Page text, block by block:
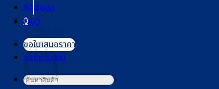
0
ติดต่อเรา
FAQ
ขอใบเสนอราคา
แจ้งชำระเงิน
ค้นหา: